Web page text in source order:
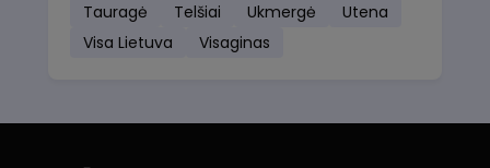
Tauragė
Telšiai Ukmergė
Utena
Visa Lietuva
Visaginas